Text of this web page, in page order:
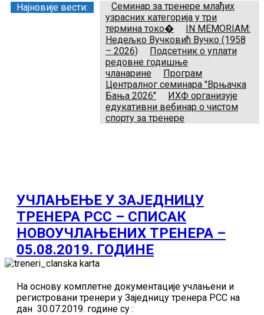
Најновије вести:
Семинар за тренере млађих
узрасних категорија у три
термина токо�
IN MEMORIAM:
Недељко Вучковић Вучко (1958
– 2026)
Подсетник о уплати
редовне годишње
чланарине
Програм
Централног семинара "Врњачка
Бања 2026"
ИХФ организује
едукативни вебинар о чистом
спорту за тренере
УЧЛАЊЕЊЕ У ЗАЈЕДНИЦУ
ТРЕНЕРА РСС – СПИСАК
НОВОУЧЛАЊЕНИХ ТРЕНЕРА –
05.08.2019. ГОДИНЕ
На основу комплетне документације учлањени и
регистровани тренери у Заједницу тренера РСС на
дан 30.07.2019. године су :